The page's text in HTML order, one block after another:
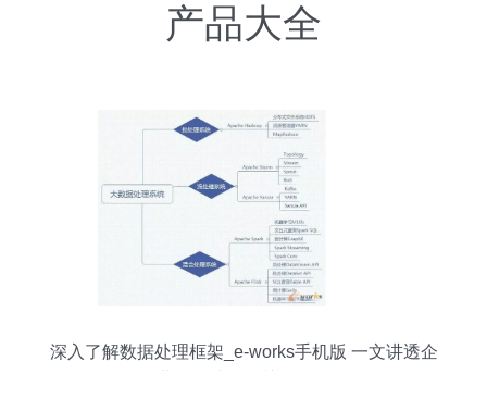
产品大全
深入了解数据处理框架_e-works手机版 一文讲透企